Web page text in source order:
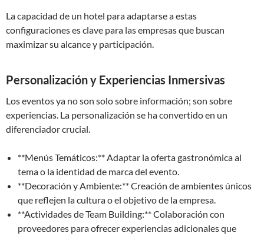
La capacidad de un hotel para adaptarse a estas
configuraciones es clave para las empresas que buscan
maximizar su alcance y participación.
Personalización y Experiencias Inmersivas
Los eventos ya no son solo sobre información; son sobre
experiencias. La personalización se ha convertido en un
diferenciador crucial.
**Menús Temáticos:** Adaptar la oferta gastronómica al
tema o la identidad de marca del evento.
**Decoración y Ambiente:** Creación de ambientes únicos
que reflejen la cultura o el objetivo de la empresa.
**Actividades de Team Building:** Colaboración con
proveedores para ofrecer experiencias adicionales que